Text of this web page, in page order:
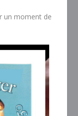
un moment de